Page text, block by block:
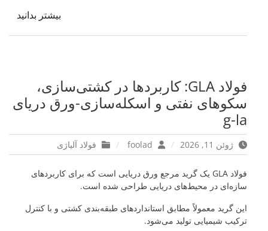
بیشتر بدانید
فولاد GLA: کاربردها در کشتی‌سازی،
سکوهای نفتی و اسکله‌سازی-ورق دریای
g-la
ژوئن 11, 2026 فولاد آلیاژی
فولاد GLA یک گرید مرجع ورق دریایی است که برای کاربردهای
سازه‌ای در محیط‌های دریایی طراحی شده است.
این گرید معمولاً مطابق استانداردهای طبقه‌بندی کشتی و با کنترل
ترکیب شیمیایی تولید می‌شود.